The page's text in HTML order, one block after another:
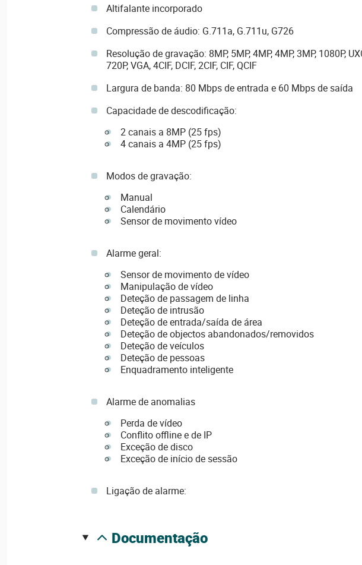
Altifalante incorporado
Compressão de áudio: G.711a, G.711u, G726
Resolução de gravação: 8MP, 5MP, 4MP, 4MP, 3MP, 1080P,
720P, VGA, 4CIF, DCIF, 2CIF, CIF, QCIF
Largura de banda: 80 Mbps de entrada e 60 Mbps de saída
Capacidade de descodificação:
2 canais a 8MP (25 fps)
4 canais a 4MP (25 fps)
Modos de gravação:
Manual
Calendário
Sensor de movimento vídeo
Alarme geral:
Sensor de movimento de vídeo
Manipulação de vídeo
Deteção de passagem de linha
Deteção de intrusão
Deteção de entrada/saída de área
Deteção de objectos abandonados/removidos
Deteção de veículos
Deteção de pessoas
Enquadramento inteligente
Alarme de anomalias
Perda de vídeo
Conflito offline e de IP
Exceção de disco
Exceção de início de sessão
Ligação de alarme:
documentação